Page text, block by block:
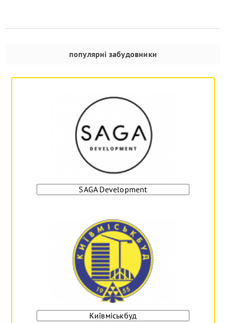
популярні забудовники
SAGA Development
Київміськбуд